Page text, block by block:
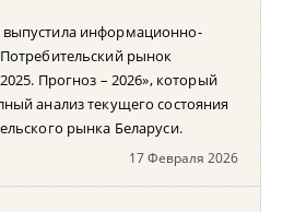
информационно-
рынок
Прогноз – 2026», который
анализ текущего состояния
рынка Беларуси.
17 Февраля 2026